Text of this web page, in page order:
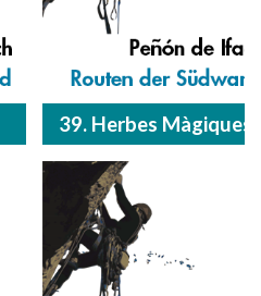
39. Herbes Màgiques